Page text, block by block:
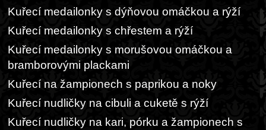
Kuřecí medailonky s dýňovou omáčkou a rýží
Kuřecí medailonky s chřestem a rýží
Kuřecí medailonky s morušovou omáčkou a
bramborovými plackami
Kuřecí na žampionech s paprikou a noky
Kuřecí nudličky na cibuli a cuketě s rýží
Kuřecí nudličky na kari, pórku a žampionech s